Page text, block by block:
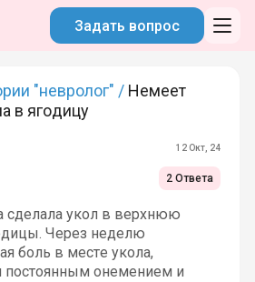
Задать вопрос
"невролог" / Немеет
в ягодицу
12 Окт, 24
2 Ответа
сделала укол в верхнюю
Через неделю
боль в месте укола,
постоянным онемением и